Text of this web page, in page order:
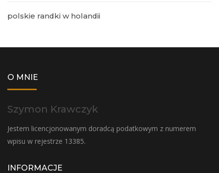
polskie randki w holandii
O MNIE
Szymon Krawczyk
Jestem licencjonowanym doradcą podatkowym z numerem
wpisu w rejestrze 13385.
INFORMACJE